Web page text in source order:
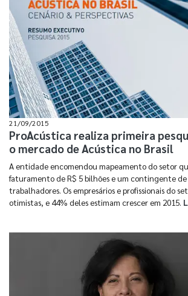
21/09/2015
ProAcústica realiza primeira
o mercado de Acústica no Brasil
A entidade encomendou mapeamento do setor
faturamento de R$ 5 bilhões e um contingente de
trabalhadores. Os empresários e profissionais do
otimistas, e 44% deles estimam crescer em 2015.